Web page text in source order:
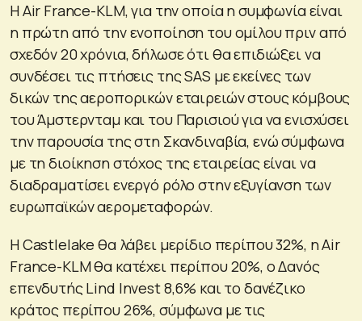
Η Air France-KLM, για την οποία η συμφωνία είναι
η πρώτη από την ενοποίηση του ομίλου πριν από
σχεδόν 20 χρόνια, δήλωσε ότι θα επιδιώξει να
συνδέσει τις πτήσεις της SAS με εκείνες των
δικών της αεροπορικών εταιρειών στους κόμβους
του Άμστερνταμ και του Παρισιού για να ενισχύσει
την παρουσία της στη Σκανδιναβία, ενώ σύμφωνα
με τη διοίκηση στόχος της εταιρείας είναι να
διαδραματίσει ενεργό ρόλο στην εξυγίανση των
ευρωπαϊκών αερομεταφορών.
Η Castlelake θα λάβει μερίδιο περίπου 32%, η Air
France-KLM θα κατέχει περίπου 20%, ο Δανός
επενδυτής Lind Invest 8,6% και το δανέζικο
κράτος περίπου 26%, σύμφωνα με τις